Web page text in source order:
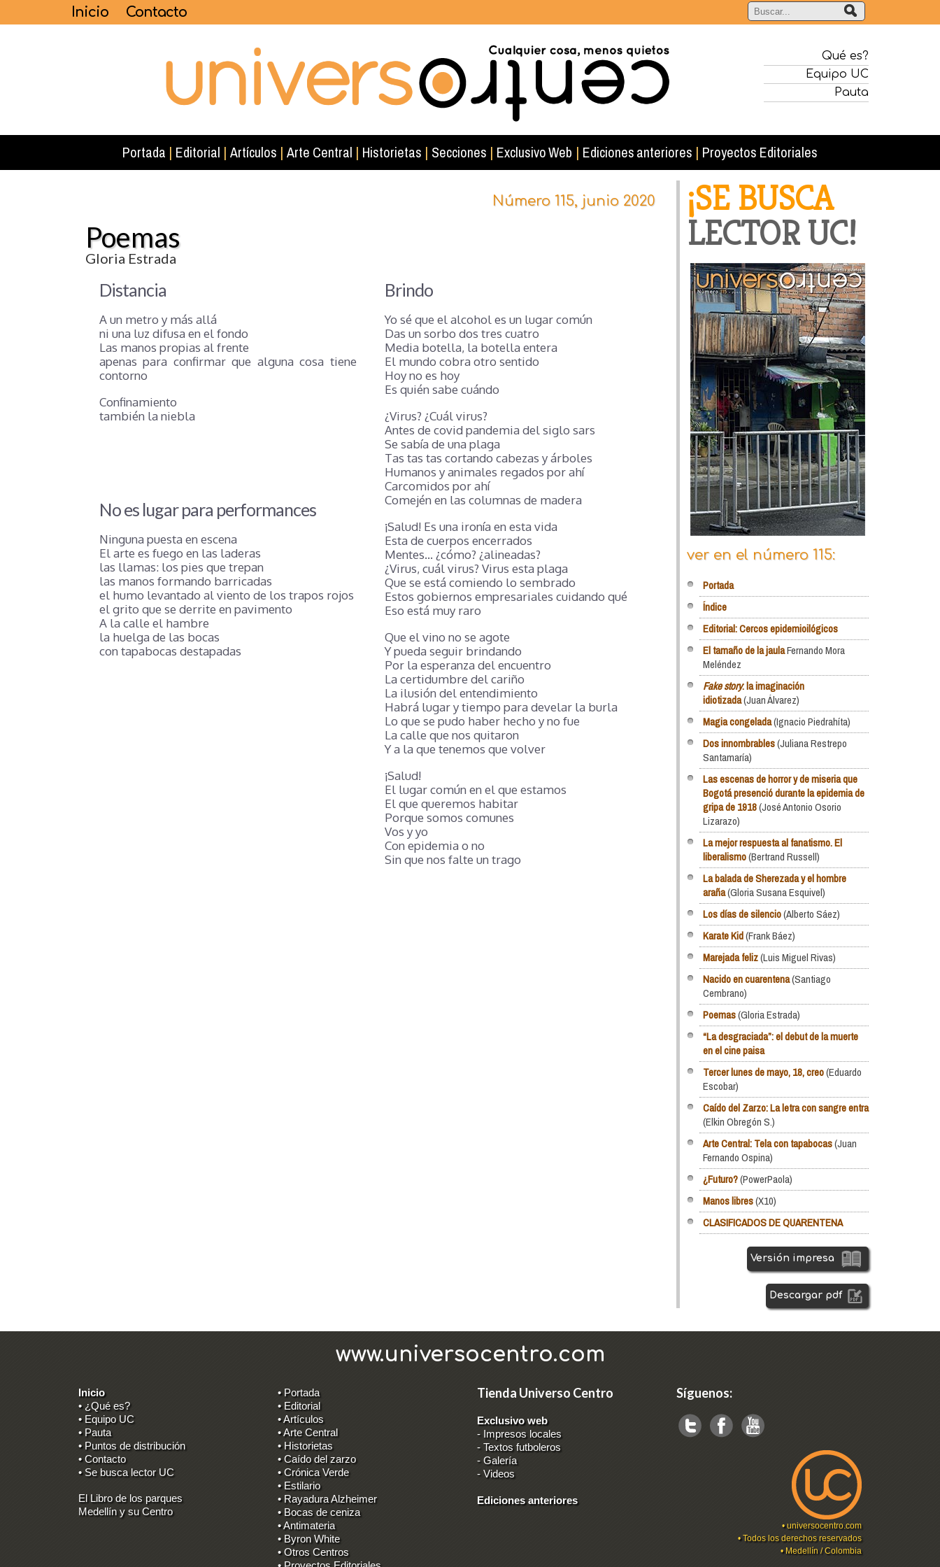
Inicio Contacto
Qué es?
Equipo UC
Pauta
Portada | Editorial | Artículos | Arte Central | Historietas | Secciones | Exclusivo Web | Ediciones anteriores | Proyectos Editoriales
Número 115, junio 2020
Poemas
Gloria Estrada
Distancia
A un metro y más allá
ni una luz difusa en el fondo
Las manos propias al frente
apenas para confirmar que alguna cosa tiene
contorno
Confinamiento
también la niebla
No es lugar para performances
Ninguna puesta en escena
El arte es fuego en las laderas
las llamas: los pies que trepan
las manos formando barricadas
el humo levantado al viento de los trapos rojos
el grito que se derrite en pavimento
A la calle el hambre
la huelga de las bocas
con tapabocas destapadas
Brindo
Yo sé que el alcohol es un lugar común
Das un sorbo dos tres cuatro
Media botella, la botella entera
El mundo cobra otro sentido
Hoy no es hoy
Es quién sabe cuándo
¿Virus? ¿Cuál virus?
Antes de covid pandemia del siglo sars
Se sabía de una plaga
Tas tas tas cortando cabezas y árboles
Humanos y animales regados por ahí
Carcomidos por ahí
Comején en las columnas de madera
¡Salud! Es una ironía en esta vida
Esta de cuerpos encerrados
Mentes… ¿cómo? ¿alineadas?
¿Virus, cuál virus? Virus esta plaga
Que se está comiendo lo sembrado
Estos gobiernos empresariales cuidando qué
Eso está muy raro
Que el vino no se agote
Y pueda seguir brindando
Por la esperanza del encuentro
La certidumbre del cariño
La ilusión del entendimiento
Habrá lugar y tiempo para develar la burla
Lo que se pudo haber hecho y no fue
La calle que nos quitaron
Y a la que tenemos que volver
¡Salud!
El lugar común en el que estamos
El que queremos habitar
Porque somos comunes
Vos y yo
Con epidemia o no
Sin que nos falte un trago
¡SE BUSCA
LECTOR UC!
ver en el número 115:
Portada
Índice
Editorial: Cercos epidemioilógicos
El tamaño de la jaulaFernando Mora
Meléndez
Fake story: la imaginación
idiotizada(Juan Álvarez)
Magia congelada(Ignacio Piedrahíta)
Dos innombrables(Juliana Restrepo
Santamaría)
Las escenas de horror y de miseria que
Bogotá presenció durante la epidemia de
gripa de 1918(José Antonio Osorio
Lizarazo)
La mejor respuesta al fanatismo. El
liberalismo(Bertrand Russell)
La balada de Sherezada y el hombre
araña(Gloria Susana Esquivel)
Los días de silencio(Alberto Sáez)
Karate Kid(Frank Báez)
Marejada feliz(Luis Miguel Rivas)
Nacido en cuarentena(Santiago
Cembrano)
Poemas(Gloria Estrada)
“La desgraciada”: el debut de la muerte
en el cine paisa
Tercer lunes de mayo, 18, creo(Eduardo
Escobar)
Caído del Zarzo: La letra con sangre entra
(Elkin Obregón S.)
Arte Central: Tela con tapabocas(Juan
Fernando Ospina)
¿Futuro?(PowerPaola)
Manos libres(X10)
CLASIFICADOS DE QUARENTENA
Versión impresa
Descargar pdf
www.universocentro.com
Inicio
• ¿Qué es?
• Equipo UC
• Pauta
• Puntos de distribución
• Contacto
• Se busca lector UC
El Libro de los parques
Medellín y su Centro
• Portada
• Editorial
• Artículos
• Arte Central
• Historietas
• Caído del zarzo
• Crónica Verde
• Estilario
• Rayadura Alzheimer
• Bocas de ceniza
• Antimateria
• Byron White
• Otros Centros
Tienda Universo Centro
Exclusivo web
- Impresos locales
-Textos futboleros
-Galería
-Videos
Ediciones anteriores
Síguenos:
•universocentro.com
• Todos los derechos reservados
• Medellín / Colombia